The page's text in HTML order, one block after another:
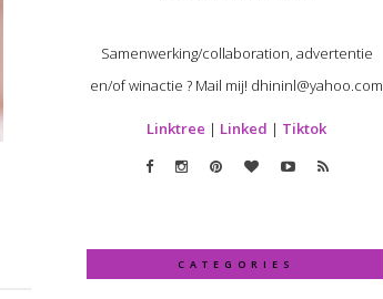
Samenwerking/collaboration, advertentie
en/of winactie ? Mail mij! dhininl@yahoo.com
Linktree | Linked | Tiktok
CATEGORIES